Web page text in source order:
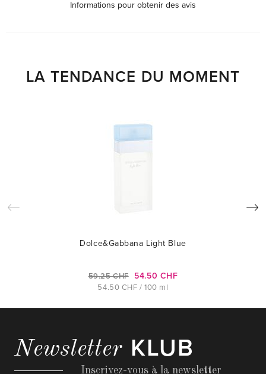
Informations pour obtenir des avis
LA TENDANCE DU MOMENT
Dolce&Gabbana Light Blue
59.25 CHF 54.50 CHF
54.50 CHF / 100 ml
Newsletter KLUB
Inscrivez-vous à la newsletter